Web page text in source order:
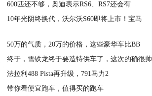
600匹还不够，奥迪表示RS6、RS7还会有
10年光阴终换代，沃尔沃S60即将上市！宝马
50万的气质，20万的价格，这些豪华车比BB
终于，雪铁龙终于要造特供车了，这次的确很帅
法拉利488 Pista再升级，791马力2
带你看便宜跑车，值得买的跑车